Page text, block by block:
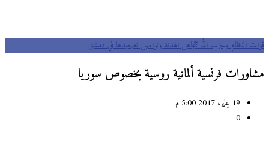
قوات النظام وحزب الله تتجاهل الهدنة وتواصل تصعيدها في دمشق
مشاورات فرنسية ألمانية روسية بخصوص سوريا
19 يناير، 2017 5:00 م